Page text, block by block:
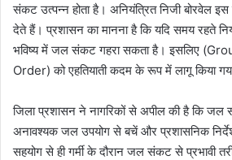
संकट उत्पन्न होता है। अनियंत्रित निजी बोरवेल
देते हैं। प्रशासन का मानना है कि यदि समय रहते
भविष्य में जल संकट गहरा सकता है। इसलिए
Order) को एहतियाती कदम के रूप में लागू किया
जिला प्रशासन ने नागरिकों से अपील की है कि जल
अनावश्यक जल उपयोग से बचें और प्रशासनिक
सहयोग से ही गर्मी के दौरान जल संकट से प्रभावी